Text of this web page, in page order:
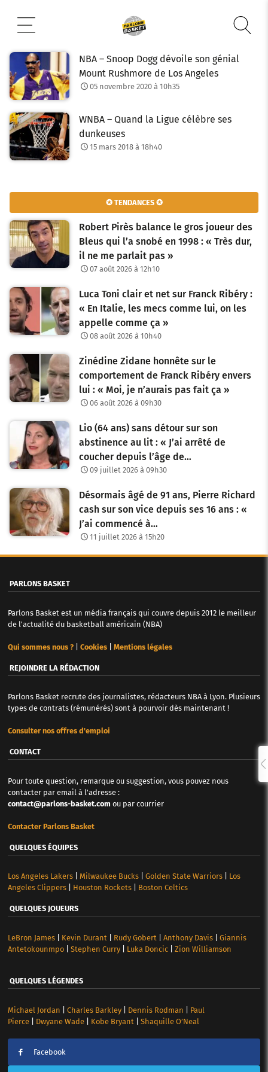
contenu
NBA – Snoop Dogg dévoile son génial
Mount Rushmore de Los Angeles
05 novembre 2020 à 10h35
WNBA – Quand la Ligue célèbre ses
dunkeuses
15 mars 2018 à 18h40
✪ TENDANCES ✪
Robert Pirès balance le gros joueur des
Bleus qui l’a snobé en 1998 : « Très dur,
il ne me parlait pas »
07 août 2026 à 12h10
Luca Toni clair et net sur Franck Ribéry :
« En Italie, les mecs comme lui, on les
appelle comme ça »
08 août 2026 à 10h40
Zinédine Zidane honnête sur le
comportement de Franck Ribéry envers
lui : « Moi, je n’aurais pas fait ça »
06 août 2026 à 09h30
Lio (64 ans) sans détour sur son
abstinence au lit : « J’ai arrêté de
coucher depuis l’âge de…
09 juillet 2026 à 09h30
Désormais âgé de 91 ans, Pierre Richard
cash sur son vice depuis ses 16 ans : «
J’ai commencé à…
11 juillet 2026 à 15h20
PARLONS BASKET
Parlons Basket est un média français qui couvre depuis 2012 le meilleur
de l'actualité du basketball américain (NBA)
Qui sommes nous ?| Cookies| Mentions légales
REJOINDRE LA RÉDACTION
Parlons Basket recrute des journalistes, rédacteurs NBA à Lyon. Plusieurs
types de contrats (rémunérés) sont à pourvoir dès maintenant !
Consulter nos offres d'emploi
CONTACT
Pour toute question, remarque ou suggestion, vous pouvez nous
contacter par email à l'adresse :
contact@parlons-basket.com ou par courrier
Contacter Parlons Basket
QUELQUES ÉQUIPES
Los Angeles Lakers| Milwaukee Bucks| Golden State Warriors| Los
Angeles Clippers| Houston Rockets| Boston Celtics
QUELQUES JOUEURS
LeBron James| Kevin Durant Rudy Gobert Anthony Davis| Giannis
Antetokounmpo| Stephen Curry| Luka Doncic| Zion Williamson
QUELQUES LÉGENDES
Michael Jordan Charles Barkley| Dennis Rodman
Paul
Pierce| Dwyane Wade| Kobe Bryant Shaquille O’Neal
Facebook